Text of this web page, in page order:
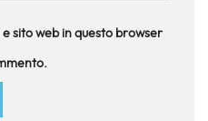
sito web in questo browser